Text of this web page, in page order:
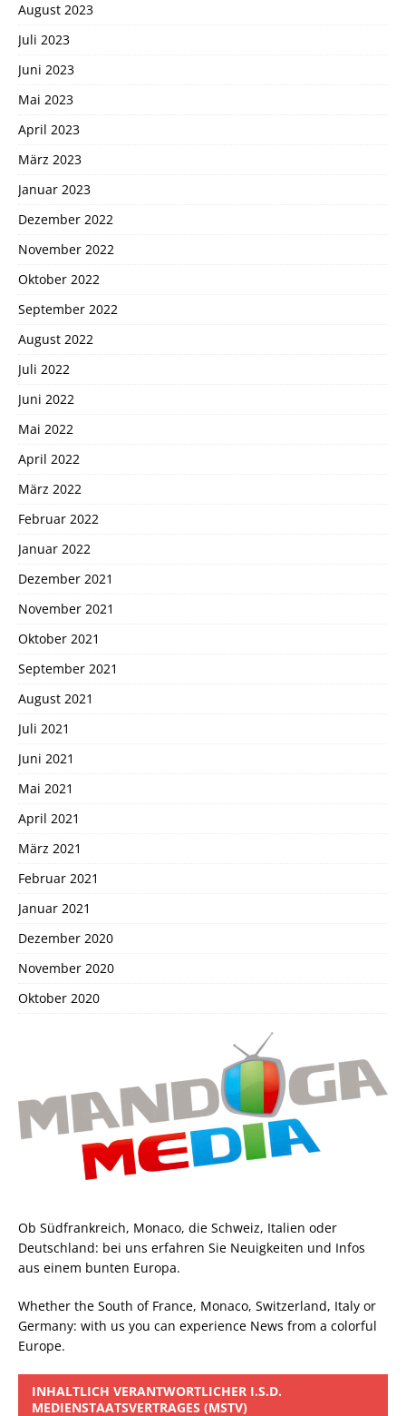
August 2023
Juli 2023
Juni 2023
Mai 2023
April 2023
März 2023
Januar 2023
Dezember 2022
November 2022
Oktober 2022
September 2022
August 2022
Juli 2022
Juni 2022
Mai 2022
April 2022
März 2022
Februar 2022
Januar 2022
Dezember 2021
November 2021
Oktober 2021
September 2021
August 2021
Juli 2021
Juni 2021
Mai 2021
April 2021
März 2021
Februar 2021
Januar 2021
Dezember 2020
November 2020
Oktober 2020
Ob Südfrankreich, Monaco, die Schweiz, Italien oder
Deutschland: bei uns erfahren Sie Neuigkeiten und Infos
aus einem bunten Europa.
Whether the South of France, Monaco, Switzerland, Italy or
Germany: with us you can experience News from a colorful
Europe.
INHALTLICH VERANTWORTLICHER I.S.D.
MEDIENSTAATSVERTRAGES (MSTV)